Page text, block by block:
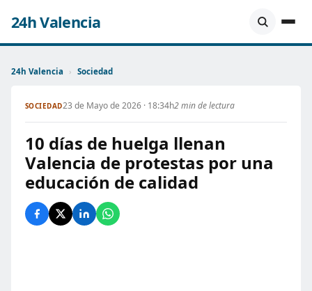
24h Valencia
24h Valencia › Sociedad
SOCIEDAD23 de Mayo de 2026 · 18:34h2 min de lectura
10 días de huelga llenan
Valencia de protestas por una
educación de calidad